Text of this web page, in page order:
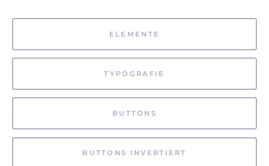
ELEMENTE
TYPOGRAFIE
BUTTONS
BUTTONS INVERTIERT